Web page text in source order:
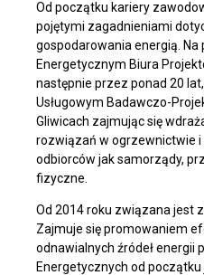
Od początku kariery
pojętymi zagadnieniami
gospodarowania energią. Na
Energetycznym Biura
następnie przez ponad 20
Usługowym Badawczo-
Gliwicach zajmując się
rozwiązań w ogrzewnictwie i
odbiorców jak samorządy,
fizyczne.
Od 2014 roku związana jest z
Zajmuje się promowaniem
odnawialnych źródeł energii
Energetycznych od początku